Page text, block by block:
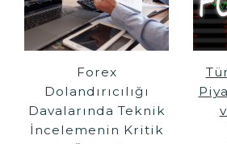
Forex
Dolandırıcılığı
Davalarında Teknik
İncelemenin Kritik